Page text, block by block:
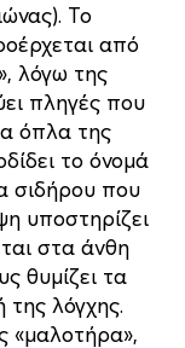
Το
από
λόγω της
πληγές που
όπλα της
το όνομά
σιδήρου που
υποστηρίζει
στα άνθη
θυμίζει τα
της λόγχης.
«μαλοτήρα»,